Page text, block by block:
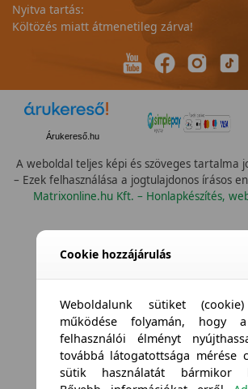
Nyitva tartás:
Költözés miatt átmenetileg zárva!
Árukereső.hu
A weboldal teljes képi és szöveges tartalma
– Ezek felhasználása a jogtulajdonos írásos
Matrixonline.hu Kft. – Honlapkészítés,
Cookie hozzájárulás
Weboldalunk sütiket
működése folyamán, hogy
felhasználói élményt
továbbá látogatottsága mérése
sütik használatát bármikor
Összes vízállóság